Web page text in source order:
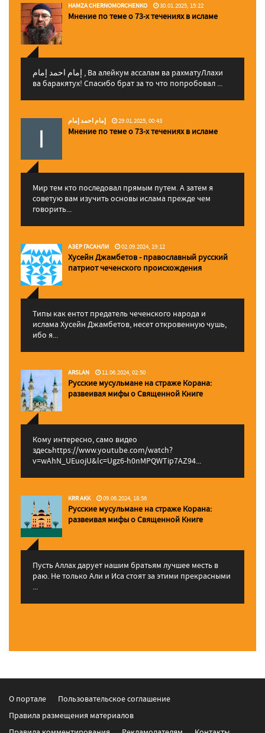
HAMZA CHERNOMORCHENKO 30.01.2025, 15:22
Мнение по теме о 73-х течениях в исламе
إمام احمد إمام , Ва алейкум ассалам ва рахматуЛлахи
ва баракятух! Спасибо брат за то что попробовал ...
إمام احمد إمام 29.01.2025, 00:43
Мнение по теме о 73-х течениях в исламе
Мир тем кто последовал прямым путем. А затем я
советую вам изучить основы ислама прежде чем
говорить...
АЗЕР ГАСАНЛИ 02.09.2024, 19:12
Хусейн Джамбетов - православный русский
патриот чеченского происхождения
Типы как ентот предатель чеченского народа и
ислама Хусейн Джамбетов, несет откровенную чушь,
ибо я...
ARSLAN 11.06.2024, 02:50
Русские мусульмане на страже Корана:
pазвеивая мифы о Священной Книге
Кому интересно, само видео
здесьhttps://www.youtube.com/watch?
v=wAhN_UEuojU&lc=Ugz6-h0nMPQWTip7AZ94...
KRR AKK 09.06.2024, 18:56
Русские мусульмане на страже Корана:
pазвеивая мифы о Священной Книге
Пусть Аллах дарует нашим братьям лучшее месть в
раю. Не только Али и Иса стоят за этими прекрасными
...
О портале
Пользовательское соглашение
Правила размещения материалов